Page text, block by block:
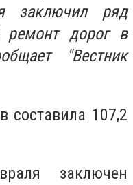
заключил ряд
ремонт дорог в
"Вестник
составила 107,2
заключен